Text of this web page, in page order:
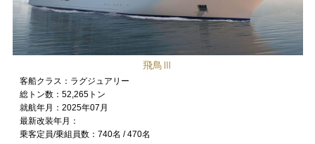
飛鳥Ⅲ
客船クラス： ラグジュアリー
総トン数： 52,265トン
就航年月： 2025年07月
最新改装年月：
乗客定員/乗組員数： 740名 / 470名